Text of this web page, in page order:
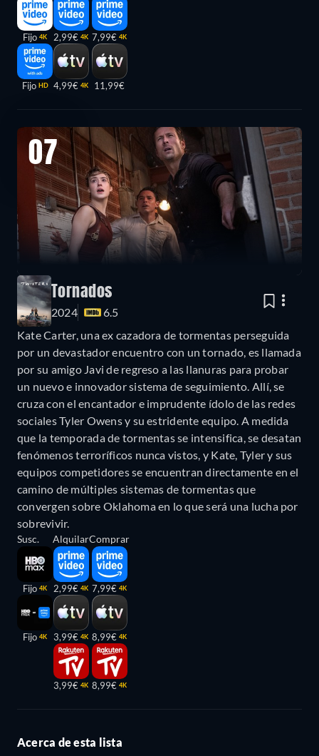
Fijo 4K
Fijo HD
2,99€ 4K
4,99€ 4K
7,99€ 4K
11,99€
07
Tornados
2024
6.5
Kate Carter, una ex cazadora de tormentas perseguida
por un devastador encuentro con un tornado, es llamada
por su amigo Javi de regreso a las llanuras para probar
un nuevo e innovador sistema de seguimiento. Allí, se
cruza con el encantador e imprudente ídolo de las redes
sociales Tyler Owens y su estridente equipo. A medida
que la temporada de tormentas se intensifica, se desatan
fenómenos terroríficos nunca vistos, y Kate, Tyler y sus
equipos competidores se encuentran directamente en el
camino de múltiples sistemas de tormentas que
convergen sobre Oklahoma en lo que será una lucha por
sobrevivir.
Susc.
Fijo 4K
Fijo 4K
Alquilar
2,99€ 4K
3,99€ 4K
3,99€ 4K
Comprar
7,99€ 4K
8,99€ 4K
8,99€ 4K
Acerca de esta lista